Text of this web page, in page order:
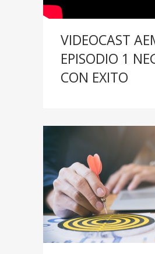
VIDEOCAST
EPISODIO 1
CON EXITO